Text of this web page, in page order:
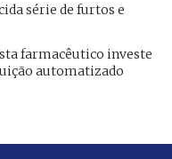
série de furtos e
farmacêutico investe
automatizado